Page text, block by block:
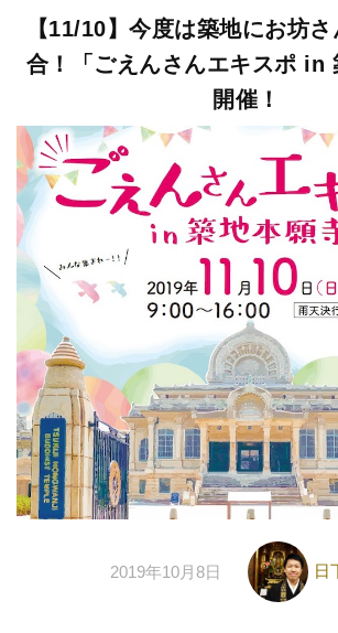
【11/10】今度は築地にお坊
合！「ごえんさんエキスポ in
開催！
2019年10月8日 日